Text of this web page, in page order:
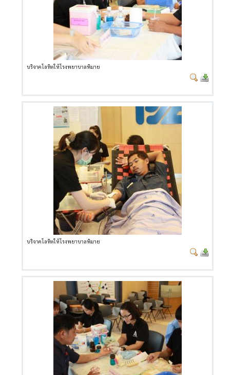
บริจาคโลหิตให้โรงพยาบาลพิมาย
บริจาคโลหิตให้โรงพยาบาลพิมาย